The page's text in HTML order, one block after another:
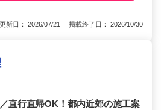
更新日： 2026/07/21 掲載終了日： 2026/10/30
直行直帰OK！都内近郊の施工案